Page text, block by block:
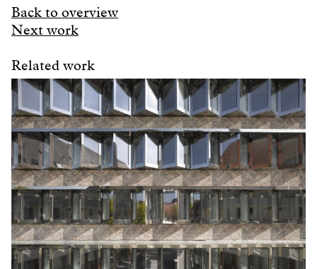
Back to overview
Next work
Related work